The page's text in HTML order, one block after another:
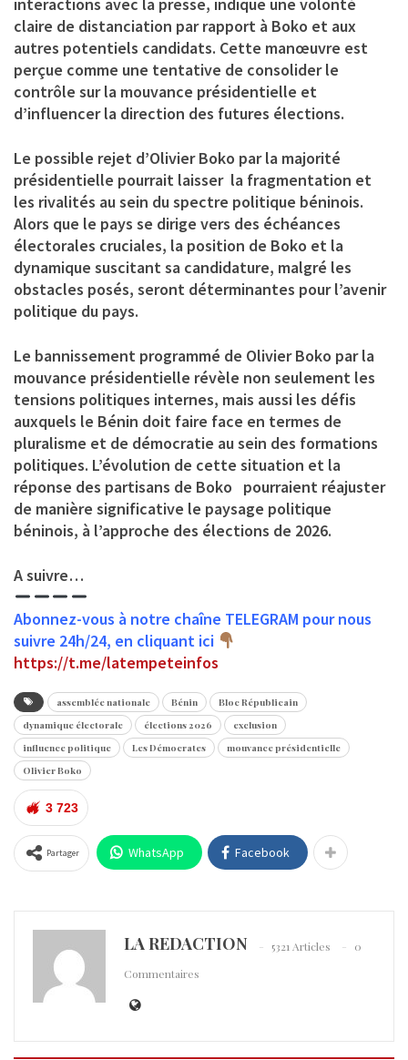
interactions avec la presse, indique une volonté
claire de distanciation par rapport à Boko et aux
autres potentiels candidats. Cette manœuvre est
perçue comme une tentative de consolider le
contrôle sur la mouvance présidentielle et
d’influencer la direction des futures élections.
Le possible rejet d’Olivier Boko par la majorité
présidentielle pourrait laisser la fragmentation et
les rivalités au sein du spectre politique béninois.
Alors que le pays se dirige vers des échéances
électorales cruciales, la position de Boko et la
dynamique suscitant sa candidature, malgré les
obstacles posés, seront déterminantes pour l’avenir
politique du pays.
Le bannissement programmé de Olivier Boko par la
mouvance présidentielle révèle non seulement les
tensions politiques internes, mais aussi les défis
auxquels le Bénin doit faire face en termes de
pluralisme et de démocratie au sein des formations
politiques. L’évolution de cette situation et la
réponse des partisans de Boko pourraient réajuster
de manière significative le paysage politique
béninois, à l’approche des élections de 2026.
A suivre…
Abonnez-vous à notre chaîne TELEGRAM pour nous
suivre 24h/24, en cliquant ici
https://t.me/latempeteinfos
assemblée nationale Bénin
Bloc Républicain
dynamique électorale
élections 2026
exclusion
influence politique
Les Démocrates
mouvance présidentielle
Olivier Boko
3 723
Partager WhatsApp Facebook
LA REDACTION 5321 Articles
0
Commentaires